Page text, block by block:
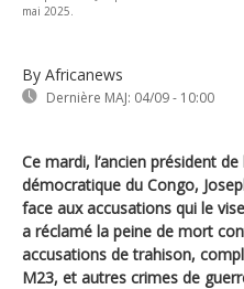
mai 2025.
By Africanews
Dernière MAJ: 04/09 - 10:00
Ce mardi, l’ancien président
démocratique du Congo,
face aux accusations qui le
a réclamé la peine de mort
accusations de trahison,
M23, et autres crimes de